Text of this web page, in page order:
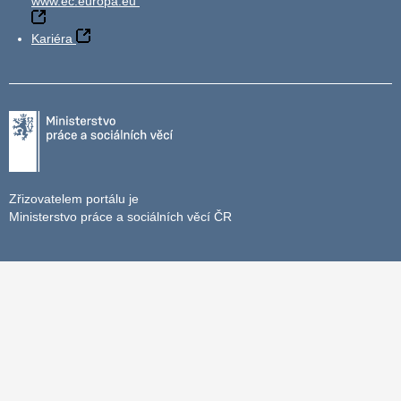
Kariéra
Zřizovatelem portálu je
Ministerstvo práce a sociálních věcí ČR